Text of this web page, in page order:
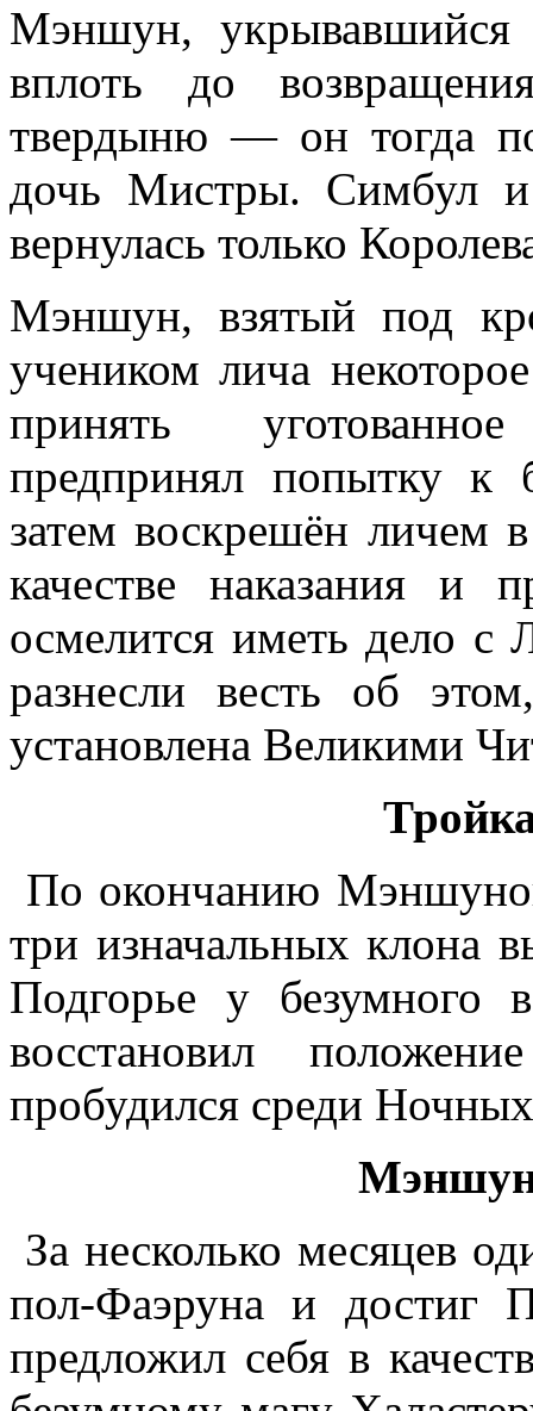
Мэншун, укрывавшийся
вплоть до
твердыню — он тогда
дочь Мистры. Симбул
вернулась только
Мэншун, взятый под
учеником лича
принять
предпринял попытку к
затем воскрешён личем
качестве наказания и
осмелится иметь дело с
разнесли весть об
установлена Великими
По окончанию
три изначальных клона
Подгорье у безумного
восстановил
пробудился среди
Мэншун
За несколько месяцев
пол-Фаэруна и достиг
предложил себя в